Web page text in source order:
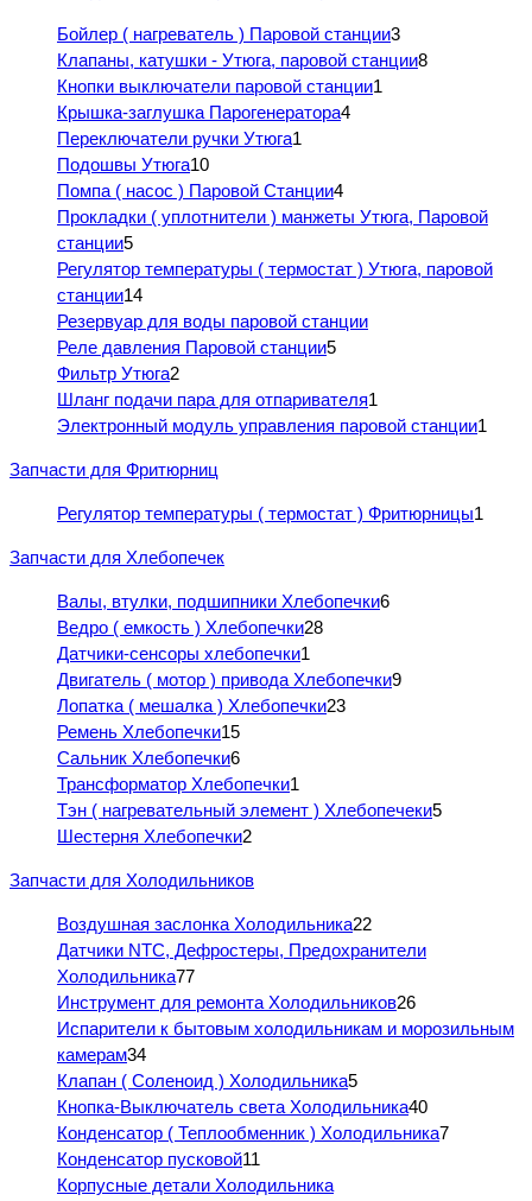
Бойлер ( нагреватель ) Паровой станции3
Клапаны, катушки - Утюга, паровой станции8
Кнопки выключатели паровой станции1
Крышка-заглушка Парогенератора4
Переключатели ручки Утюга1
Подошвы Утюга10
Помпа ( насос ) Паровой Станции4
Прокладки ( уплотнители ) манжеты Утюга, Паровой
станции5
Регулятор температуры ( термостат ) Утюга, паровой
станции14
Резервуар для воды паровой станции
Реле давления Паровой станции5
Фильтр Утюга2
Шланг подачи пара для отпаривателя1
Электронный модуль управления паровой станции1
Запчасти для Фритюрниц
Регулятор температуры ( термостат ) Фритюрницы1
Запчасти для Хлебопечек
Валы, втулки, подшипники Хлебопечки6
Ведро ( емкость ) Хлебопечки28
Датчики-сенсоры хлебопечки1
Двигатель ( мотор ) привода Хлебопечки9
Лопатка ( мешалка ) Хлебопечки23
Ремень Хлебопечки15
Сальник Хлебопечки6
Трансформатор Хлебопечки1
Тэн ( нагревательный элемент ) Хлебопечеки5
Шестерня Хлебопечки2
Запчасти для Холодильников
Воздушная заслонка Холодильника22
Датчики NTC, Дефростеры, Предохранители
Холодильника77
Инструмент для ремонта Холодильников26
Испарители к бытовым холодильникам и морозильным
камерам34
Клапан ( Соленоид ) Холодильника5
Кнопка-Выключатель света Холодильника40
Конденсатор ( Теплообменник ) Холодильника7
Конденсатор пусковой11
Корпусные детали Холодильника